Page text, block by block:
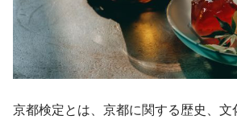
京都検定とは、京都に関する歴史、文